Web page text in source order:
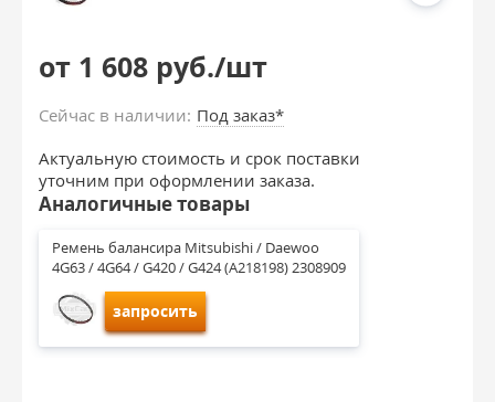
от 1 608 руб./шт
Сейчас в наличии: Под заказ*
Актуальную стоимость и срок поставки
уточним при оформлении заказа.
Аналогичные товары
Ремень балансира Mitsubishi / Daewoo
4G63 / 4G64 / G420 / G424 (A218198) 2308909
запросить